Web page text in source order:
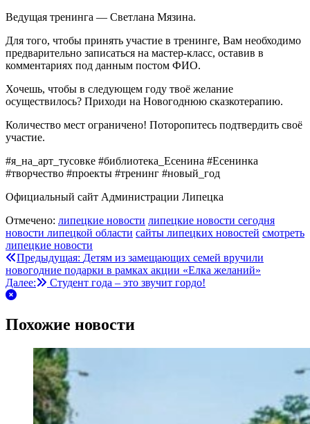
Ведущая тренинга — Светлана Мязина.
Для того, чтобы принять участие в тренинге, Вам необходимо
предварительно записаться на мастер-класс, оставив в
комментариях под данным постом ФИО.
Хочешь, чтобы в следующем году твоё желание
осуществилось? Приходи на Новогоднюю сказкотерапию.
Количество мест ограничено! Поторопитесь подтвердить своё
участие.
#я_на_арт_тусовке #библиотека_Есенина #Есенинка
#творчество #проекты #тренинг #новый_год
Официальный сайт Администрации Липецка
Отмечено: липецкие новости липецкие новости сегодня
новости липецкой области сайты липецких новостей смотреть
липецкие новости
Навигация
по
записям
Предыдущая: Детям из замещающих семей вручили
новогодние подарки в рамках акции «Елка желаний»
Далее:
Студент года – это звучит гордо!
Похожие новости